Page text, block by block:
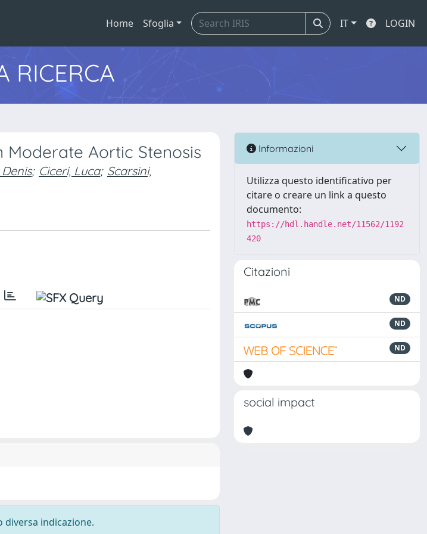
Home Sfoglia IT LOGIN
RICERCA
Aortic Stenosis
; Ciceri, Luca; Scarsini,
indicazione.
Informazioni
Utilizza questo identificativo per
citare o creare un link a questo
documento:
https://hdl.handle.net/11562/1192
420
Citazioni
ND
ND
ND
social impact